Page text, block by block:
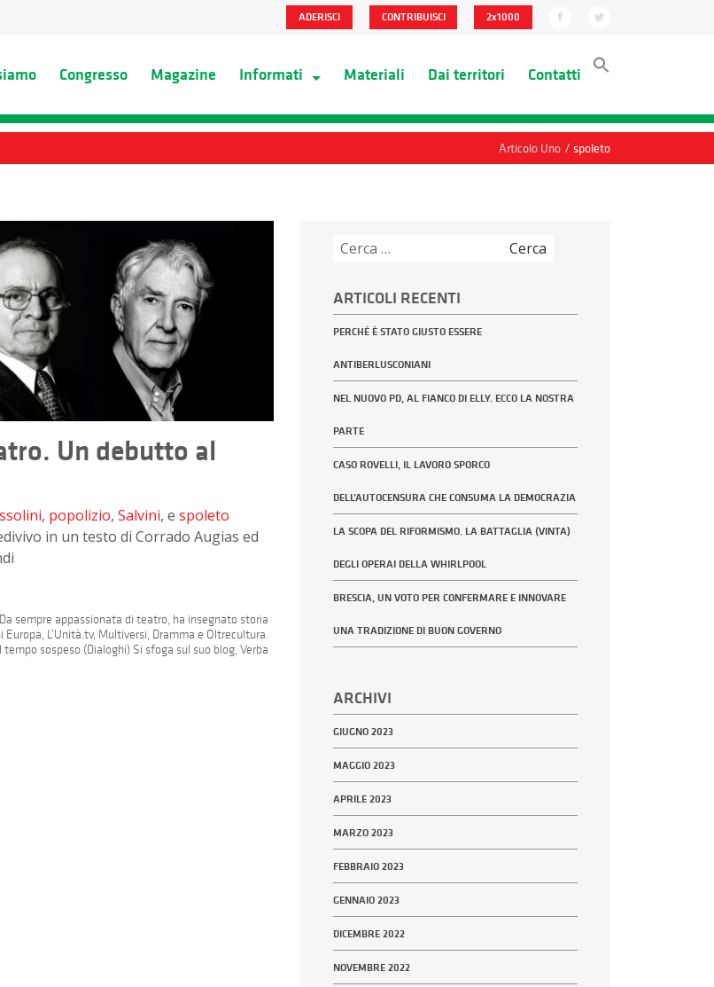
ADERISCI CONTRIBUISCI 2x1000
Congresso Magazine Informati Materiali Dai territori Contatti
Articolo Uno / spoleto
Un debutto al
, popolizio, Salvini, e spoleto
in un testo di Corrado Augias ed
sempre appassionata di teatro, ha insegnato storia
L’Unità.tv, Multiversi, Dramma e Oltrecultura.
sospeso (Dialoghi) Si sfoga sul suo blog, Verba
ARTICOLI RECENTI
PERCHÉ È STATO GIUSTO ESSERE
ANTIBERLUSCONIANI
NEL NUOVO PD, AL FIANCO DI ELLY. ECCO LA NOSTRA
PARTE
CASO ROVELLI, IL LAVORO SPORCO
DELL’AUTOCENSURA CHE CONSUMA LA DEMOCRAZIA
LA SCOPA DEL RIFORMISMO. LA BATTAGLIA (VINTA)
DEGLI OPERAI DELLA WHIRLPOOL
BRESCIA, UN VOTO PER CONFERMARE E INNOVARE
UNA TRADIZIONE DI BUON GOVERNO
ARCHIVI
GIUGNO 2023
MAGGIO 2023
APRILE 2023
MARZO 2023
FEBBRAIO 2023
GENNAIO 2023
DICEMBRE 2022
NOVEMBRE 2022